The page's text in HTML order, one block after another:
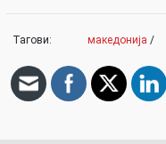
Тагови: македонија /